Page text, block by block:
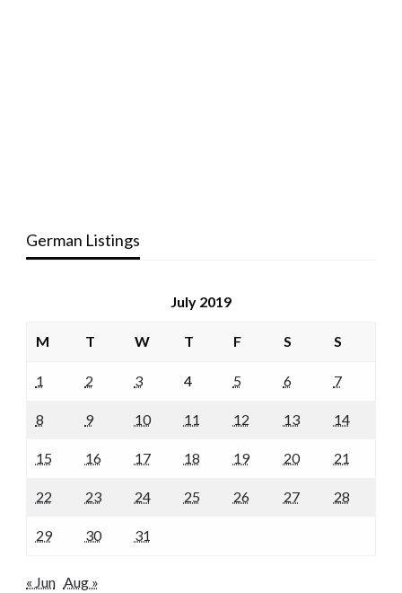
German Listings
July 2019
M T W T F S S
1 2 3 4 5 6 7
8 9 10 11 12 13 14
15 16 17 18 19 20 21
22 23 24 25 26 27 28
29 30 31
« Jun Aug »